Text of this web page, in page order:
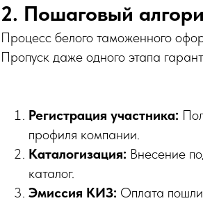
2. Пошаговый
Процесс белого таможенного
Пропуск даже одного этапа
Регистрация участника:
профиля компании.
Каталогизация: Внесение
каталог.
Эмиссия КИЗ: Оплата